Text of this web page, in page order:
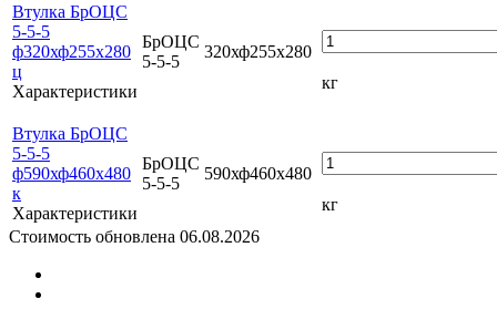
Втулка БрОЦС
5-5-5
ф320хф255х280
ц
Характеристики
БрОЦС
5-5-5
320хф255х280
кг
Втулка БрОЦС
5-5-5
ф590хф460х480
к
Характеристики
БрОЦС
5-5-5
590хф460х480
кг
Стоимость обновлена 06.08.2026